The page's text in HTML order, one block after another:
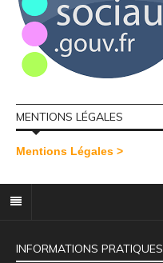
MENTIONS LÉGALES
Mentions Légales >
INFORMATIONS PRATIQUES